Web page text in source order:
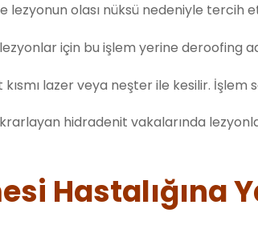
lezyonun olası nüksü nedeniyle tercih
için bu işlem yerine deroofing
lazer veya neşter ile kesilir. İşlem
hidradenit vakalarında
Hastalığına